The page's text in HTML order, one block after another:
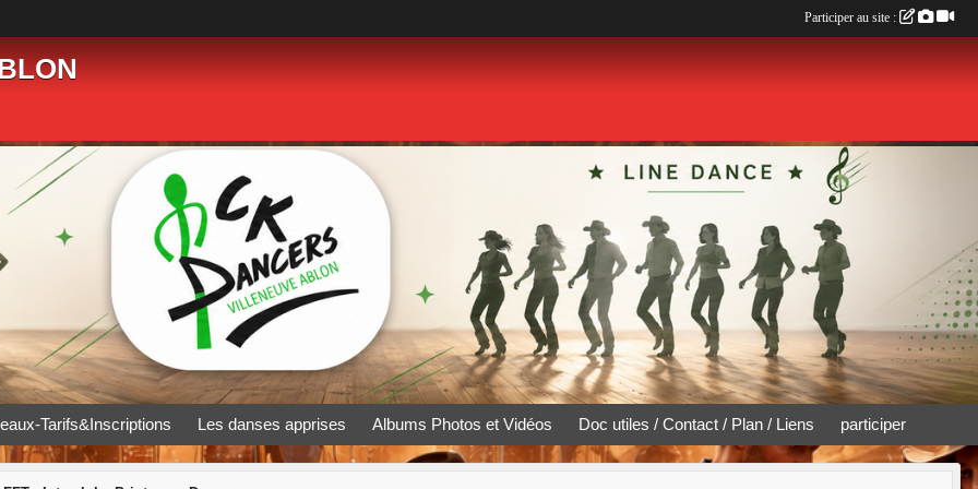
Tarifs&Inscriptions Les danses apprises Albums Photos et Vidéos Doc utiles / Contact / Plan / Liens participer
Participer au site :